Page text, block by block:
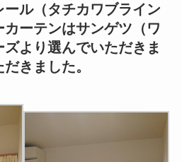
ール（タチカワブライン
カーテンはサンゲツ（ワ
より選んでいただきま
きました。